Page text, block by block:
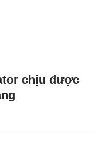
chịu được